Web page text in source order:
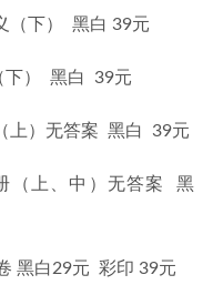
下）  黑白 39元
）  黑白  39元
）无答案  黑白  39元
（上、中）无答案  黑
黑白29元  彩印 39元